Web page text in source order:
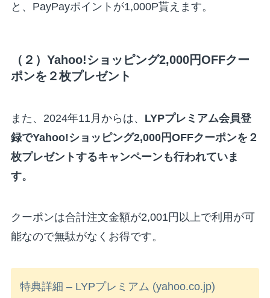
と、PayPayポイントが1,000P貰えます。
（２）Yahoo!ショッピング2,000円OFFクー
ポンを２枚プレゼント
また、2024年11月からは、 LYPプレミアム会員登
録でYahoo!ショッピング2,000円OFFクーポンを２
枚プレゼントするキャンペーンも行われていま
す。
クーポンは合計注文金額が2,001円以上で利用が可
能なので無駄がなくお得です。
特典詳細 – LYPプレミアム (yahoo.co.jp)